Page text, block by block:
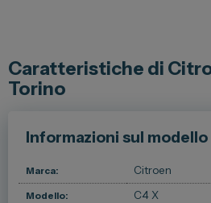
Sedi e Recapiti
Spazio Campus
Servizio Clienti
Caratteristiche di
Torino
Informazioni sul modello
Marca: Citroen
Modello: C4 X